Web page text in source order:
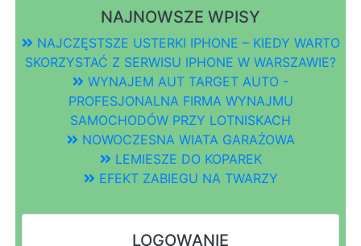
NAJNOWSZE WPISY
NAJCZĘSTSZE USTERKI IPHONE – KIEDY WARTO
SKORZYSTAĆ Z SERWISU IPHONE W WARSZAWIE?
WYNAJEM AUT TARGET AUTO -
PROFESJONALNA FIRMA WYNAJMU
SAMOCHODÓW PRZY LOTNISKACH
NOWOCZESNA WIATA GARAŻOWA
LEMIESZE DO KOPAREK
EFEKT ZABIEGU NA TWARZY
LOGOWANIE